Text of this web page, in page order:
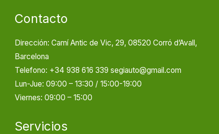
Contacto
Dirección: Camí Antic de Vic, 29, 08520 Corró d’Avall,
Barcelona
Telefono: +34 938 616 339 segiauto@gmail.com
Lun-Jue: 09:00 – 13:30 / 15:00-19:00
Viernes: 09:00 – 15:00
Servicios